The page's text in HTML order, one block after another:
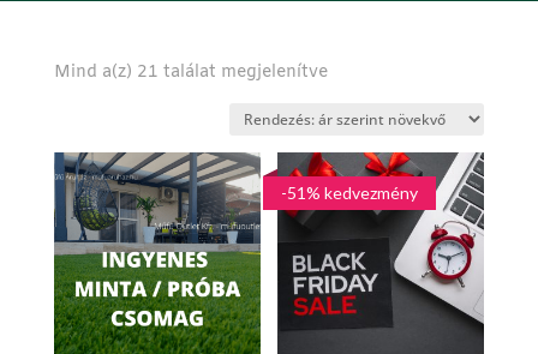
Mind a(z) 21 találat megjelenítveSorted
price:
low
to
high
-51% kedvezmény